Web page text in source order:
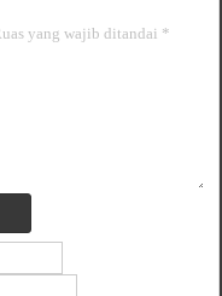
yang wajib ditandai *